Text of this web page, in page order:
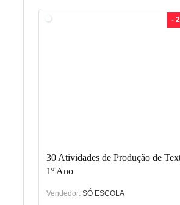
-
30 Atividades de Produção de
1º Ano
Vendedor: SÓ ESCOLA